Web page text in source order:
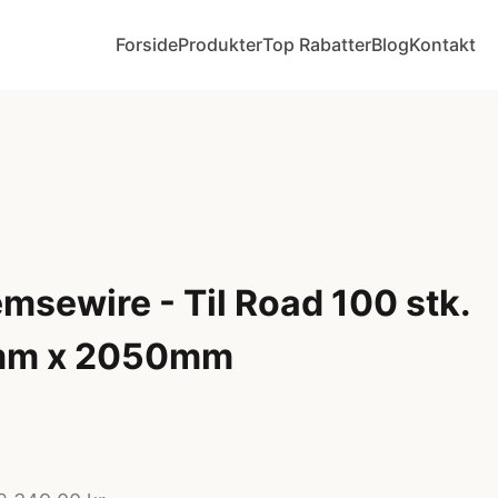
ForsideProdukterTop RabatterBlogKontakt
- Til Road 100 stk.
x 2050mm